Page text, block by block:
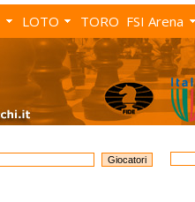
LOTO TORO FSI Arena